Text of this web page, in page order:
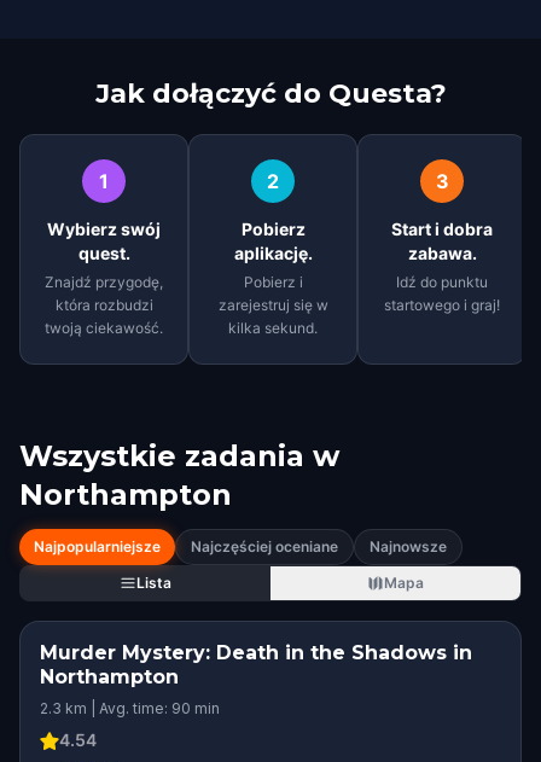
Jak dołączyć do Questa?
1
Wybierz swój
quest.
Znajdź przygodę,
która rozbudzi
twoją ciekawość.
2
Pobierz
aplikację.
Pobierz i
zarejestruj się w
kilka sekund.
3
Start i dobra
zabawa.
Idź do punktu
startowego i graj!
Wszystkie zadania w
Northampton
Najpopularniejsze Najczęściej oceniane
Najnowsze
Lista
Mapa
Murder Mystery: Death in the Shadows in
Northampton
2.3 km | Avg. time: 90 min
4.54